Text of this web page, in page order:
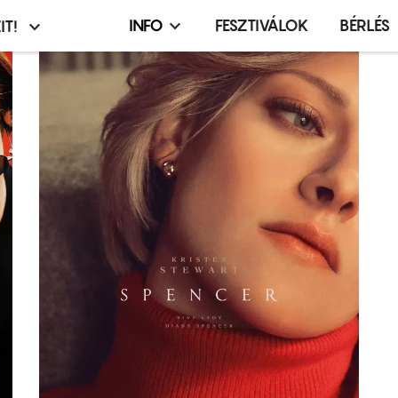
Infó,
esemény,
terembérlés
menü
INFO FESZTIVÁLOK BÉRLÉS